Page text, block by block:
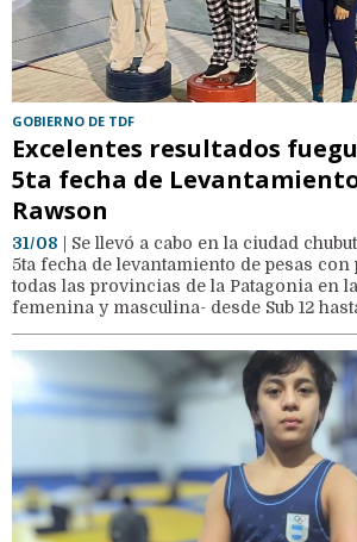
GOBIERNO DE TDF
Excelentes resultados
5ta fecha de Levantamiento
Rawson
31/08 | Se llevó a cabo en la ciudad
5ta fecha de levantamiento de pesas
todas las provincias de la Patagonia en
femenina y masculina- desde Sub 12